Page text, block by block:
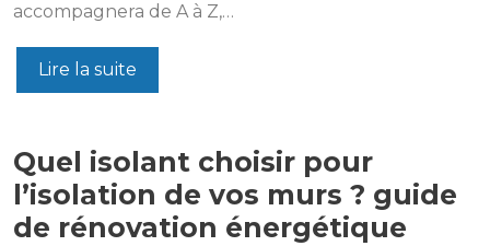
accompagnera de A à Z,…
Lire la suite
Quel isolant choisir pour
l’isolation de vos murs ? guide
de rénovation énergétique